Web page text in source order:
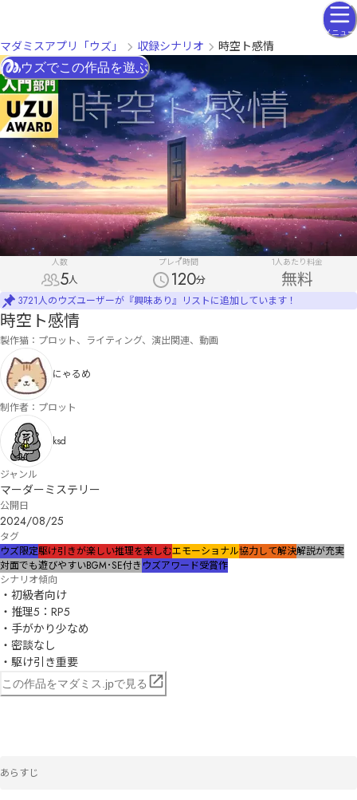
メニュー
マダミスアプリ「ウズ」 収録シナリオ 時空ト感情
人数
5人
プレイ時間
120分
1人あたり料金
無料
3721人のウズユーザーが『興味あり』リストに追加しています！
ウズでこの作品を遊ぶ
時空ト感情
製作猫：プロット、ライティング、演出関連、動画
にゃるめ
制作者：プロット
ksd
ジャンル
マーダーミステリー
公開日
2024/08/25
タグ
ウズ限定駆け引きが楽しい推理を楽しむエモーショナル協力して解決解説が充実
対面でも遊びやすいBGM･SE付き ウズアワード受賞作
シナリオ傾向
・初級者向け
・推理5：RP5
・手がかり少なめ
・密談なし
・駆け引き重要
この作品をマダミス.jpで見る
あらすじ